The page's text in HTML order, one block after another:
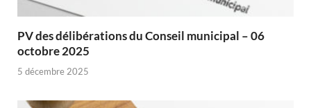
PV des délibérations du Conseil municipal – 06
octobre 2025
5 décembre 2025